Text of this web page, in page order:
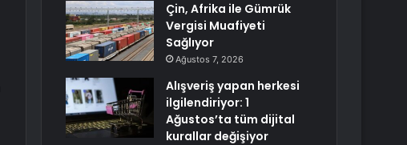
Çin, Afrika ile Gümrük
Vergisi Muafiyeti
Sağlıyor
Ağustos 7, 2026
Alışveriş yapan herkesi
ilgilendiriyor: 1
Ağustos’ta tüm dijital
kurallar değişiyor